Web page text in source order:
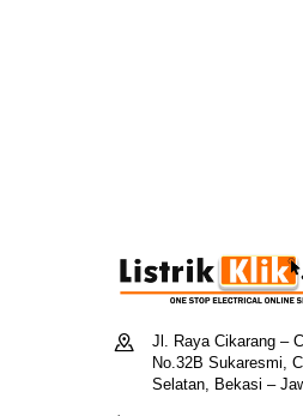
Jl. Raya Cikarang –
No.32B Sukaresmi,
Selatan, Bekasi –